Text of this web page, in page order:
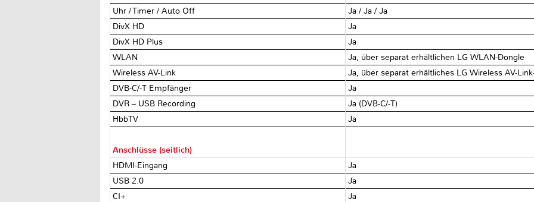
Uhr / Timer / Auto Off
Ja / Ja / Ja
DivX HD
Ja
DivX HD Plus
Ja
WLAN
Ja, über separat erhältlichen LG WLAN-Dongle
Wireless AV-Link
Ja, über separat erhältliches LG Wireless AV-
DVB-C/-T Empfänger
Ja
DVR – USB Recording
Ja (DVB-C/-T)
HbbTV
Ja
Anschlüsse (seitlich)
HDMI-Eingang
Ja
USB 2.0
Ja
CI+
Ja